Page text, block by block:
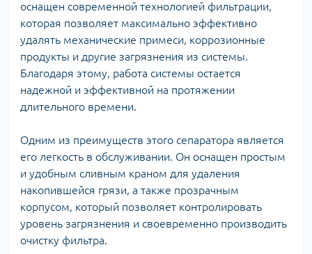
оснащен современной технологией фильтрации,
которая позволяет максимально эффективно
удалять механические примеси, коррозионные
продукты и другие загрязнения из системы.
Благодаря этому, работа системы остается
надежной и эффективной на протяжении
длительного времени.
Одним из преимуществ этого сепаратора является
его легкость в обслуживании. Он оснащен простым
и удобным сливным краном для удаления
накопившейся грязи, а также прозрачным
корпусом, который позволяет контролировать
уровень загрязнения и своевременно производить
очистку фильтра.